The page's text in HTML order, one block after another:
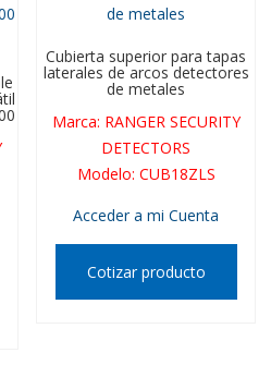
Cubierta superior para tapas
laterales de arcos detectores
de metales
Marca: RANGER SECURITY
DETECTORS
Modelo: CUB18ZLS
Acceder a mi Cuenta
Cotizar producto